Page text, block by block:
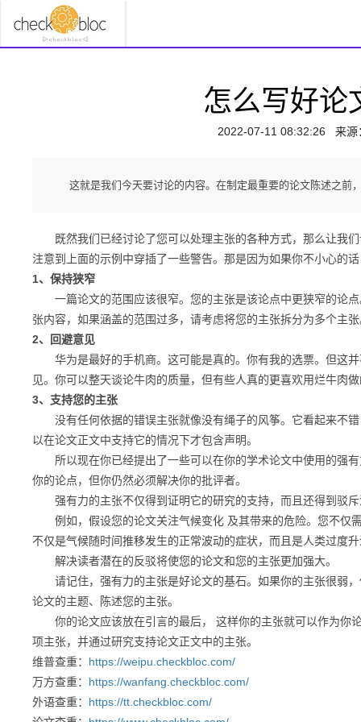
怎么写好论
2022-07-11 08:32:26 来源
这就是我们今天要讨论的内容。在制定最重要的论文陈述之前
既然我们已经讨论了您可以处理主张的各种方式，那么让我们
注意到上面的示例中穿插了一些警告。那是因为如果你不小心
1、保持狭窄
一篇论文的范围应该很窄。您的主张是该论点中更狭窄的论点
张内容，如果涵盖的范围过多，请考虑将您的主张拆分为多个主
2、回避意见
华为是最好的手机商。这可能是真的。你有我的选票。但这并
见。你可以整天谈论牛肉的质量，但有些人真的更喜欢用烂牛肉
3、支持您的主张
没有任何依据的错误主张就像没有绳子的风筝。它看起来不错
以在论文正文中支持它的情况下才包含声明。
所以现在你已经提出了一些可以在你的学术论文中使用的强有
你的论点，但你仍然必须解决你的批评者。
强有力的主张不仅得到证明它的研究的支持，而且还得到驳斥
例如，假设您的论文关注气候变化 及其带来的危险。您不仅
不仅是气候随时间推移发生的正常波动的症状，而且是人类过度
解决读者潜在的反驳将使您的论文和您的主张更加强大。
请记住，强有力的主张是好论文的基石。如果你的主张很弱，
论文的主题、陈述您的主张。
你的论文应该放在引言的最后， 这样你的主张就可以作为你
项主张，并通过研究支持论文正文中的主张。
维普查重： https://weipu.checkbloc.com/
万方查重： https://wanfang.checkbloc.com/
外语查重： https://tt.checkbloc.com/